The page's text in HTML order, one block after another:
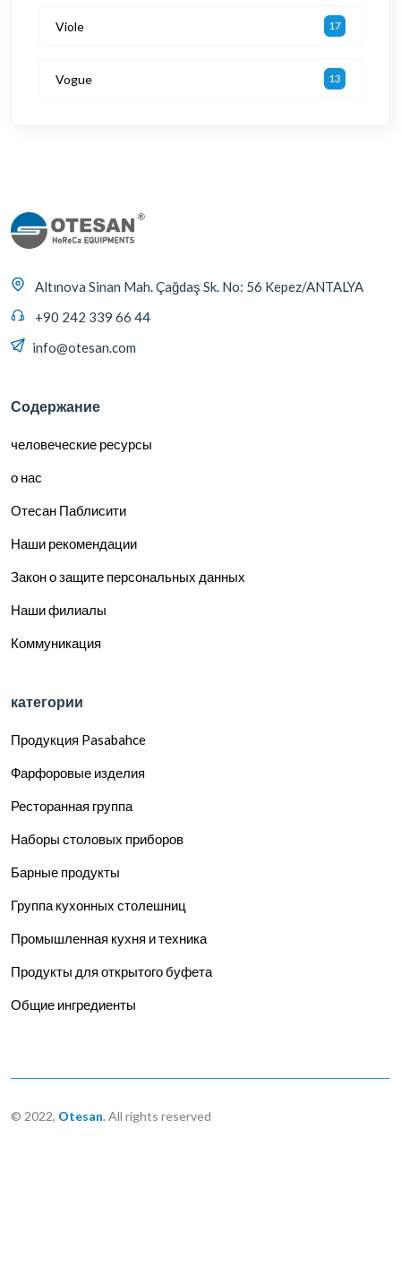
Viole 17
Vogue 13
Altınova Sinan Mah. Çağdaş Sk. No: 56 Kepez/ANTALYA
+90 242 339 66 44
info@otesan.com
Содержание
человеческие ресурсы
о нас
Отесан Паблисити
Наши рекомендации
Закон о защите персональных данных
Наши филиалы
Коммуникация
категории
Продукция Pasabahce
Фарфоровые изделия
Ресторанная группа
Наборы столовых приборов
Барные продукты
Группа кухонных столешниц
Промышленная кухня и техника
Продукты для открытого буфета
Общие ингредиенты
© 2022, Otesan. All rights reserved